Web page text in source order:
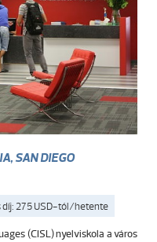
SAN DIEGO
díj: 275 USD-tól/hetente
(CISL) nyelviskola a város